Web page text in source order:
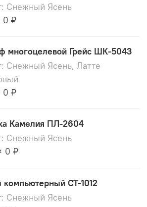
Снежный Ясень
0 ₽
многоцелевой Грейс ШК-5043
Снежный Ясень, Латте
0 ₽
Камелия ПЛ-2604
Снежный Ясень
0 ₽
компьютерный СТ-1012
Снежный Ясень